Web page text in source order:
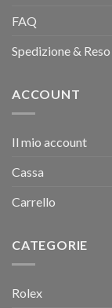
FAQ
Spedizione & Reso
ACCOUNT
Il mio account
Cassa
Carrello
CATEGORIE
Rolex